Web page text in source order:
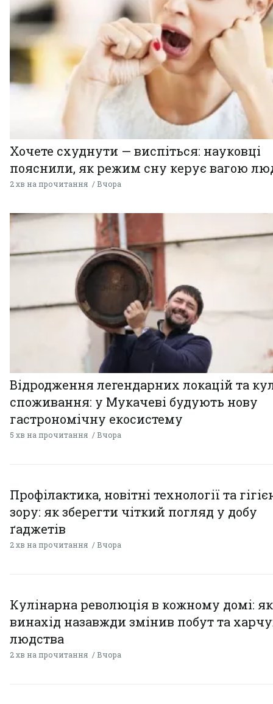
Хочете схуднути — виспіться: науковці
пояснили, як режим сну керує вагою
2 хв на прочитання Вчора
Відродження легендарних локацій та
споживання: у Мукачеві будують нову
гастрономічну екосистему
5 хв на прочитання Вчора
Профілактика, новітні технології та
зору: як зберегти чіткий погляд у добу
ґаджетів
2 хв на прочитання Вчора
Кулінарна революція в кожному домі:
винахід назавжди змінив побут та
людства
2 хв на прочитання Вчора